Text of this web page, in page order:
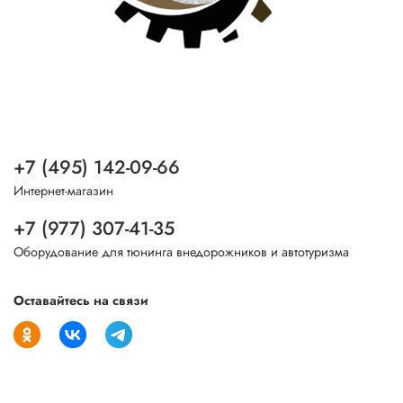
+7 (495) 142-09-66
Интернет-магазин
+7 (977) 307-41-35
Оборудование для тюнинга внедорожников и автотуризма
Оставайтесь на связи